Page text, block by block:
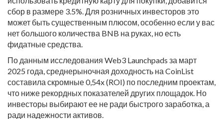
сбор в размере 3.5%. Для розничных инвесторов это
может быть существенным плюсом, особенно если у вас
нет большого количества BNB на руках, но есть
фидатные средства.
По данным исследования Web3 Launchpads за март
2025 года, среднерыночная доходность на CoinList
составила скромные 0,54x (ROI) по последним проектам,
что ниже рекордных показателей других площадок. Но
инвесторы выбирают ее не ради быстрого заработка, а
ради надежности активов.